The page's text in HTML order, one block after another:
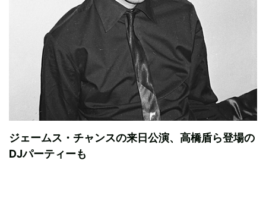
ジェームス・チャンスの来日公演、高橋盾ら登場の
DJパーティーも